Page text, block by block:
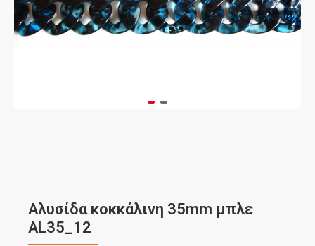
Αλυσίδα κοκκάλινη 35mm μπλε
AL35_12